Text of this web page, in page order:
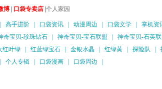
博 口袋专卖店 个人家园
高手进阶 口袋资讯 动漫周边 口袋文学
掌机资
奇宝贝-珍珠钻石 神奇宝贝-宝石联盟 神奇宝贝-石英
红叶绿 红蓝绿宝石 金银水晶 红绿黄 探险队
个人专辑 口袋漫画 口袋周边